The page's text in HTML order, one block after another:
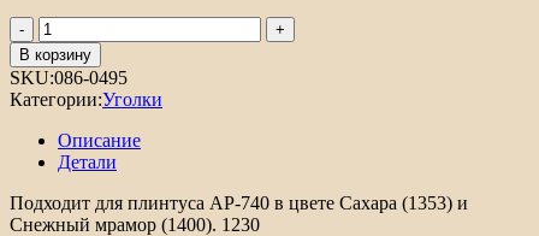
Количество
товара
Уголок
для
плинтуса
внутренний
АР-740
В корзину
SKU:086-0495
Категории:Уголки
Описание
Детали
Подходит для плинтуса АР-740 в цвете Сахара (1353) и
Снежный мрамор (1400). 1230